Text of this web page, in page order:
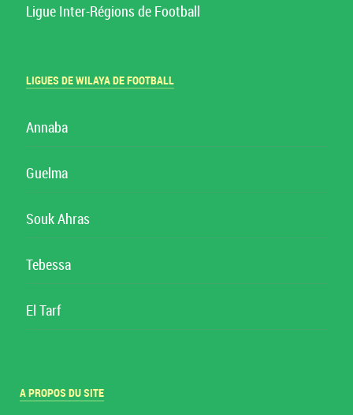
Ligue Inter-Régions de Football
LIGUES DE WILAYA DE FOOTBALL
Annaba
Guelma
Souk Ahras
Tebessa
El Tarf
A PROPOS DU SITE